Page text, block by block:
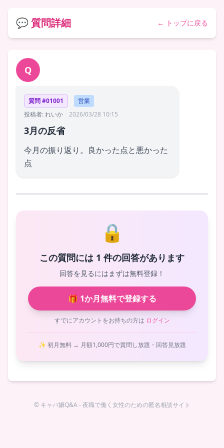
💬 質問詳細 ← トップに戻る
Q
質問 #01001
営業
投稿者: れいか
2026/03/28 10:15
3月の反省
今月の振り返り。良かった点と悪かった
点
🔒
この質問には 1 件の回答があります
回答を見るにはまずは無料登録！
🎁 1か月無料で登録する
すでにアカウントをお持ちの方は ログイン
✨ 初月無料 → 月額1,000円で質問し放題・回答見放題
© キャバ嬢Q&A - 夜職で働く女性のための匿名相談サイト